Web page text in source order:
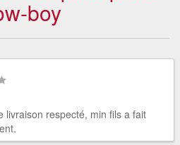
boy
livraison respecté, min fils a fait